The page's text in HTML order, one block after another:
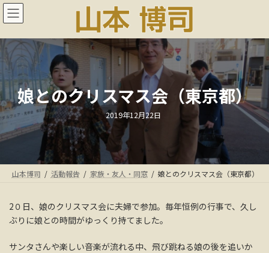
コ
ン
ン
ツ
へ
ス
キ
ッ
プ
ナ
ビ
ー
シ
ョ
ン
に
移
動
娘とのクリスマス会（東京都）
最
終
更
新
日
時
2019年12月22日
山本博司 活動報告 家族・友人・同窓 娘とのクリスマス会（東京都）
2０日、娘のクリスマス会に夫婦で参加。毎年恒例の行事で、久し
ぶりに娘との時間がゆっくり持てました。
サンタさんや楽しい音楽が流れる中、飛び跳ねる娘の後を追いか